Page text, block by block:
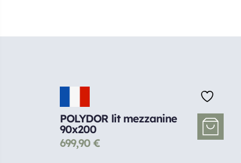
POLYDOR lit mezzanine
90x200
699,90 €